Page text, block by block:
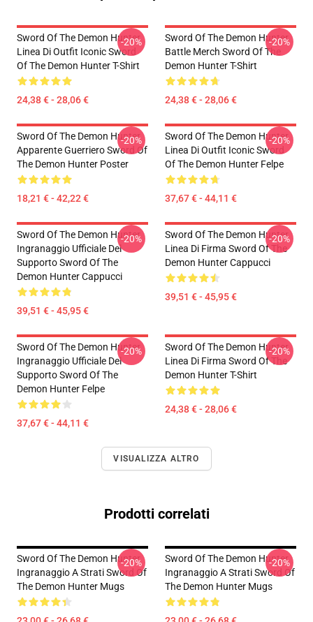
Sword Of The Demon Hunter
Linea Di Outfit Iconic Sword
Of The Demon Hunter T-Shirt
24,38 € - 28,06 €
-20%
Sword Of The Demon Hunter
Battle Merch Sword Of The
Demon Hunter T-Shirt
24,38 € - 28,06 €
-20%
Sword Of The Demon Hunter
Apparente Guerriero Sword Of
The Demon Hunter Poster
18,21 € - 42,22 €
-20%
Sword Of The Demon Hunter
Linea Di Outfit Iconic Sword
Of The Demon Hunter Felpe
37,67 € - 44,11 €
-20%
Sword Of The Demon Hunter
Ingranaggio Ufficiale Del
Supporto Sword Of The
Demon Hunter Cappucci
39,51 € - 45,95 €
-20%
Sword Of The Demon Hunter
Linea Di Firma Sword Of The
Demon Hunter Cappucci
39,51 € - 45,95 €
-20%
Sword Of The Demon Hunter
Ingranaggio Ufficiale Del
Supporto Sword Of The
Demon Hunter Felpe
37,67 € - 44,11 €
-20%
Sword Of The Demon Hunter
Linea Di Firma Sword Of The
Demon Hunter T-Shirt
24,38 € - 28,06 €
-20%
VISUALIZZA ALTRO
Prodotti correlati
Sword Of The Demon Hunter
Ingranaggio A Strati Sword Of
The Demon Hunter Mugs
-20%
Sword Of The Demon Hunter
Ingranaggio A Strati Sword Of
The Demon Hunter Mugs
-20%